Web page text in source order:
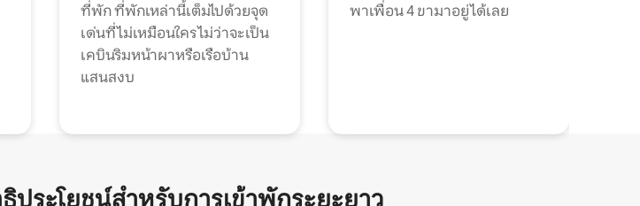
ที่พัก ที่พักเหล่านี้เต็มไปด้วยจุด
เด่นที่ไม่เหมือนใคร ไม่ว่าจะเป็น
เคบินริมหน้าผาหรือเรือบ้าน
แสนสงบ
พาเพื่อน 4 ขามาอยู่ได้เลย
ระโยชน์สำหรับการเข้าพักระยะยาว